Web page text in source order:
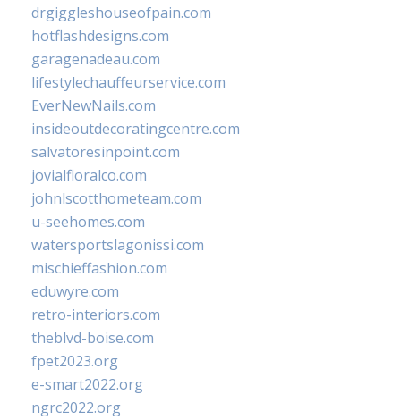
drgiggleshouseofpain.com
hotflashdesigns.com
garagenadeau.com
lifestylechauffeurservice.com
EverNewNails.com
insideoutdecoratingcentre.com
salvatoresinpoint.com
jovialfloralco.com
johnlscotthometeam.com
u-seehomes.com
watersportslagonissi.com
mischieffashion.com
eduwyre.com
retro-interiors.com
theblvd-boise.com
fpet2023.org
e-smart2022.org
ngrc2022.org